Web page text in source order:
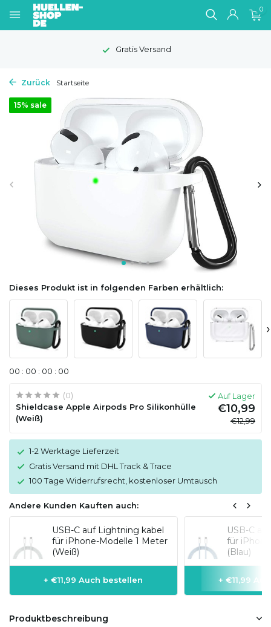
0
Gratis Versand
Zurück Startseite
15% sale
Dieses Produkt ist in folgenden Farben erhältlich:
›
00 : 00 : 00 : 00
(0)
Shieldcase Apple Airpods Pro Silikonhülle
(Weiß)
Auf Lager
€10,99
€12,99
1-2 Werktage Lieferzeit
Gratis Versand mit DHL Track & Trace
100 Tage Widerrufsrecht, kostenloser Umtausch
Andere Kunden Kauften auch:
USB-C auf Lightning kabel
für iPhone-Modelle 1 Meter
(Weiß)
+ €11,99 Auch bestellen
USB-C
für
(Blau)
+ €11,99
Produktbeschreibung